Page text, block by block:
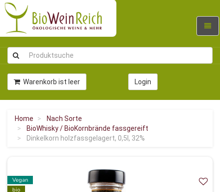
Warenkorb ist leer Login
Home
Nach Sorte
BioWhisky / BioKornbrände fassgereift
Dinkelkorn holzfassgelagert, 0,5l, 32%
Vegan
bio